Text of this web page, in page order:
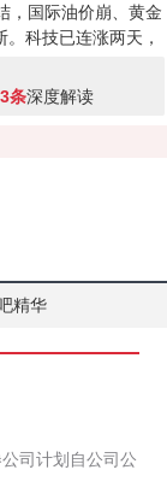
，国际油价崩、黄金
科技已连涨两天，
两日大涨的获利盘
仓博高举高打，还
3条深度解读
精华
司计划自公司公